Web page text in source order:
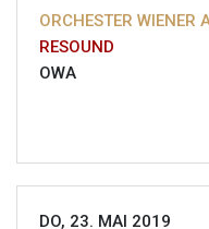
ORCHESTER WIENER
RESOUND
OWA
DO, 23. MAI 2019